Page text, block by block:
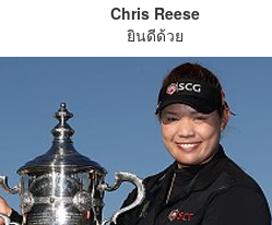
Chris Reese
ยินดีด้วย